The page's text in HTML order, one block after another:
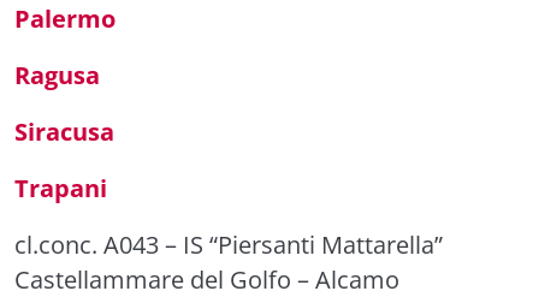
Palermo
Ragusa
Siracusa
Trapani
cl.conc. A043– IS “Piersanti Mattarella”
Castellammare del Golfo – Alcamo